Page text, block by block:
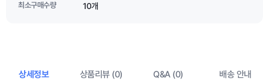
최소구매수량 10개
상세정보 상품리뷰 (0) Q&A (0) 배송 안내